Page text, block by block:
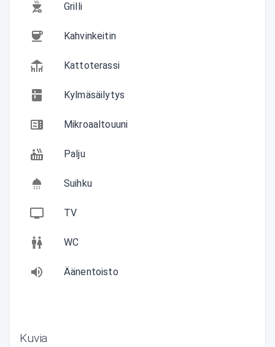
Grilli
Kahvinkeitin
Kattoterassi
Kylmäsäilytys
Mikroaaltouuni
Palju
Suihku
TV
WC
Äänentoisto
Kuvia